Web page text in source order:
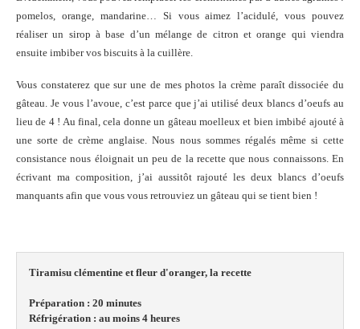
pomelos, orange, mandarine… Si vous aimez l’acidulé, vous pouvez
réaliser un sirop à base d’un mélange de citron et orange qui viendra
ensuite imbiber vos biscuits à la cuillère.
Vous constaterez que sur une de mes photos la crème paraît dissociée du
gâteau. Je vous l’avoue, c’est parce que j’ai utilisé deux blancs d’oeufs au
lieu de 4 ! Au final, cela donne un gâteau moelleux et bien imbibé ajouté à
une sorte de crème anglaise. Nous nous sommes régalés même si cette
consistance nous éloignait un peu de la recette que nous connaissons. En
écrivant ma composition, j’ai aussitôt rajouté les deux blancs d’oeufs
manquants afin que vous vous retrouviez un gâteau qui se tient bien !
Tiramisu clémentine et fleur d'oranger, la recette
Préparation : 20 minutes
Réfrigération : au moins 4 heures